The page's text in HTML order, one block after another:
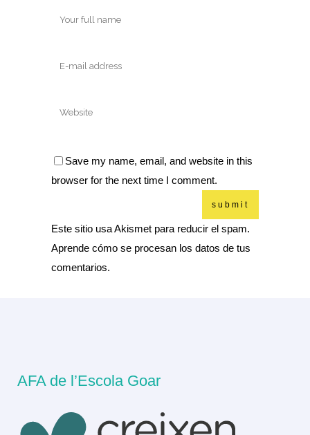
Save my name, email, and website in this
browser for the next time I comment.
Este sitio usa Akismet para reducir el spam.
Aprende cómo se procesan los datos de tus
comentarios.
AFA de l’Escola Goar